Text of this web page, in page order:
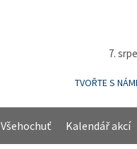
7.
TVOŘTE S NÁMI
Všehochuť Kalendář akcí